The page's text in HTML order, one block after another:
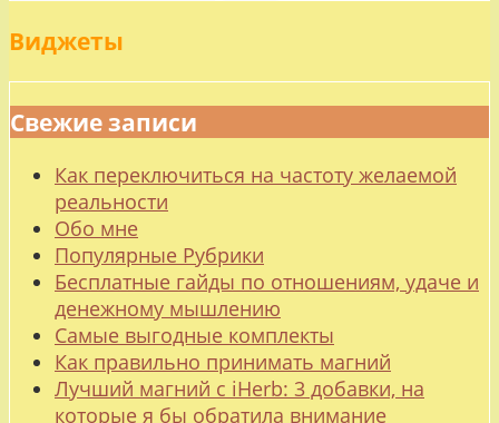
Виджеты
Свежие записи
Как переключиться на частоту желаемой
реальности
Обо мне
Популярные Рубрики
Бесплатные гайды по отношениям, удаче и
денежному мышлению
Самые выгодные комплекты
Как правильно принимать магний
Лучший магний с iHerb: 3 добавки, на
которые я бы обратила внимание